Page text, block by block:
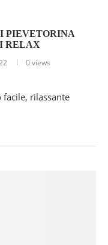
PIEVETORINA
RELAX
0 views
facile, rilassante